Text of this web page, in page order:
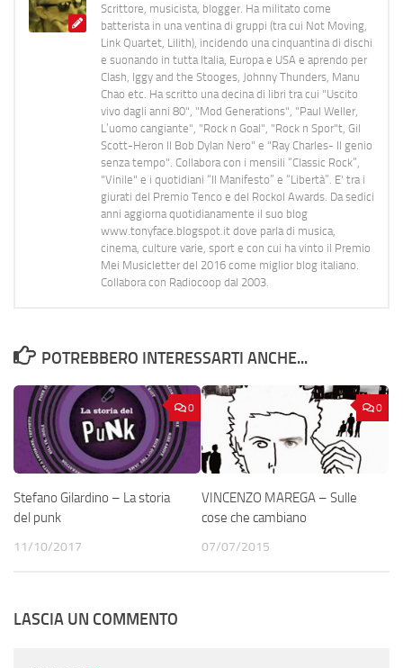
Scrittore, musicista, blogger. Ha militato come
batterista in una ventina di gruppi (tra cui Not Moving,
Link Quartet, Lilith), incidendo una cinquantina di dischi
e suonando in tutta Italia, Europa e USA e aprendo per
Clash, Iggy and the Stooges, Johnny Thunders, Manu
Chao etc. Ha scritto una decina di libri tra cui "Uscito
vivo dagli anni 80", "Mod Generations", "Paul Weller,
L’uomo cangiante", "Rock n Goal", "Rock n Spor"t, Gil
Scott-Heron Il Bob Dylan Nero" e "Ray Charles- Il genio
senza tempo". Collabora con i mensili “Classic Rock”,
"Vinile" e i quotidiani “Il Manifesto” e “Libertà”. E' tra i
giurati del Premio Tenco e del Rockol Awards. Da sedici
anni aggiorna quotidianamente il suo blog
www.tonyface.blogspot.it dove parla di musica,
cinema, culture varie, sport e con cui ha vinto il Premio
Mei Musicletter del 2016 come miglior blog italiano.
Collabora con Radiocoop dal 2003.
POTREBBERO INTERESSARTI ANCHE...
0
Stefano Gilardino – La storia
del punk
11/10/2017
0
VINCENZO MAREGA – Sulle
cose che cambiano
07/07/2015
LASCIA UN COMMENTO